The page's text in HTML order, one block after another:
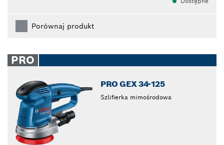
Porównaj produkt
PRO
PRO GEX 34-125
Szlifierka mimośrodowa